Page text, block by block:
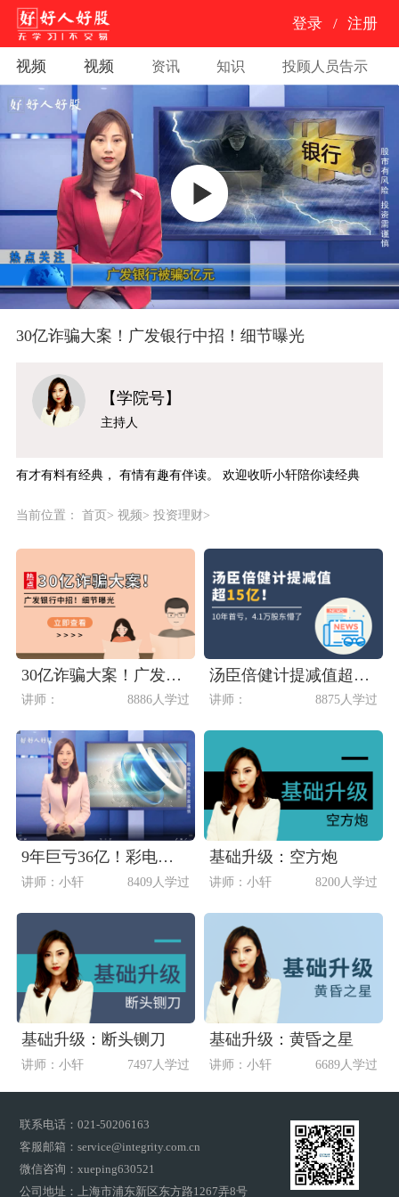
登录 / 注册
视频 视频 资讯 知识 投顾人员告示
30亿诈骗大案！广发银行中招！细节曝光
【学院号】
主持人
有才有料有经典， 有情有趣有伴读。 欢迎收听小轩陪你读经典
当前位置： 首页> 视频> 投资理财>
30亿诈骗大案！广发银行中招！细节曝光
讲师： 8886人学过
汤臣倍健计提减值超15亿！10年首亏，4.1万股东懵了
讲师： 8875人学过
9年巨亏36亿！彩电巨头康佳能否重返时代巅峰？
讲师：小轩 8409人学过
基础升级：空方炮
讲师：小轩 8200人学过
基础升级：断头铡刀
讲师：小轩 7497人学过
基础升级：黄昏之星
讲师：小轩 6689人学过
联系电话：021-50206163
客服邮箱：service@integrity.com.cn
微信咨询：xueping630521
公司地址：上海市浦东新区东方路1267弄8号